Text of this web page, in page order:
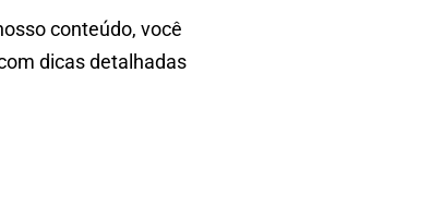
conteúdo, você
dicas detalhadas